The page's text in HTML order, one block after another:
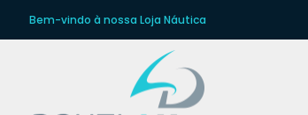
Bem-vindo à nossa Loja Náutica